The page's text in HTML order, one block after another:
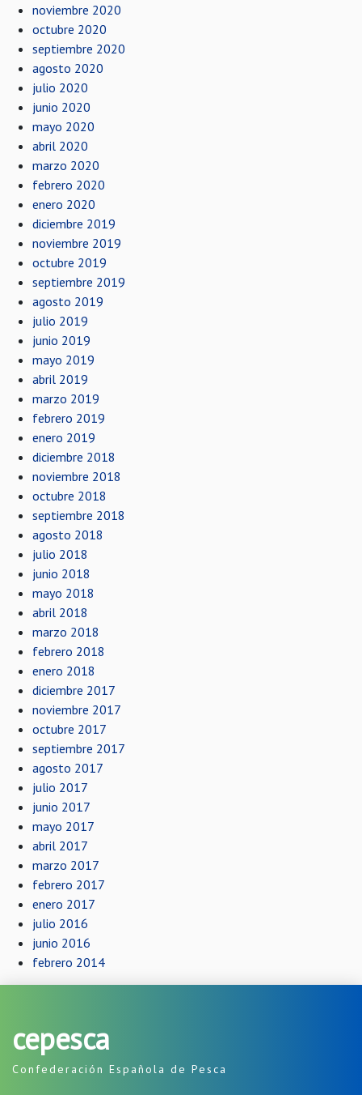
noviembre 2020
octubre 2020
septiembre 2020
agosto 2020
julio 2020
junio 2020
mayo 2020
abril 2020
marzo 2020
febrero 2020
enero 2020
diciembre 2019
noviembre 2019
octubre 2019
septiembre 2019
agosto 2019
julio 2019
junio 2019
mayo 2019
abril 2019
marzo 2019
febrero 2019
enero 2019
diciembre 2018
noviembre 2018
octubre 2018
septiembre 2018
agosto 2018
julio 2018
junio 2018
mayo 2018
abril 2018
marzo 2018
febrero 2018
enero 2018
diciembre 2017
noviembre 2017
octubre 2017
septiembre 2017
agosto 2017
julio 2017
junio 2017
mayo 2017
abril 2017
marzo 2017
febrero 2017
enero 2017
julio 2016
junio 2016
febrero 2014
cepesca
Confederación Española de Pesca